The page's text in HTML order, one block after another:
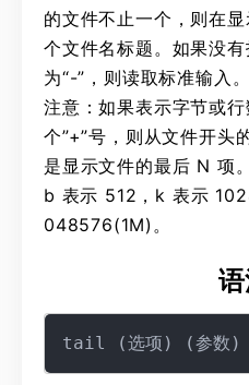
的文件不止一个，则在
个文件名标题。如果没
为“-”，则读取标准输入。
注意：如果表示字节或
个”+”号，则从文件开头
是显示文件的最后 N 项
b 表示 512，k 表示
048576(1M)。